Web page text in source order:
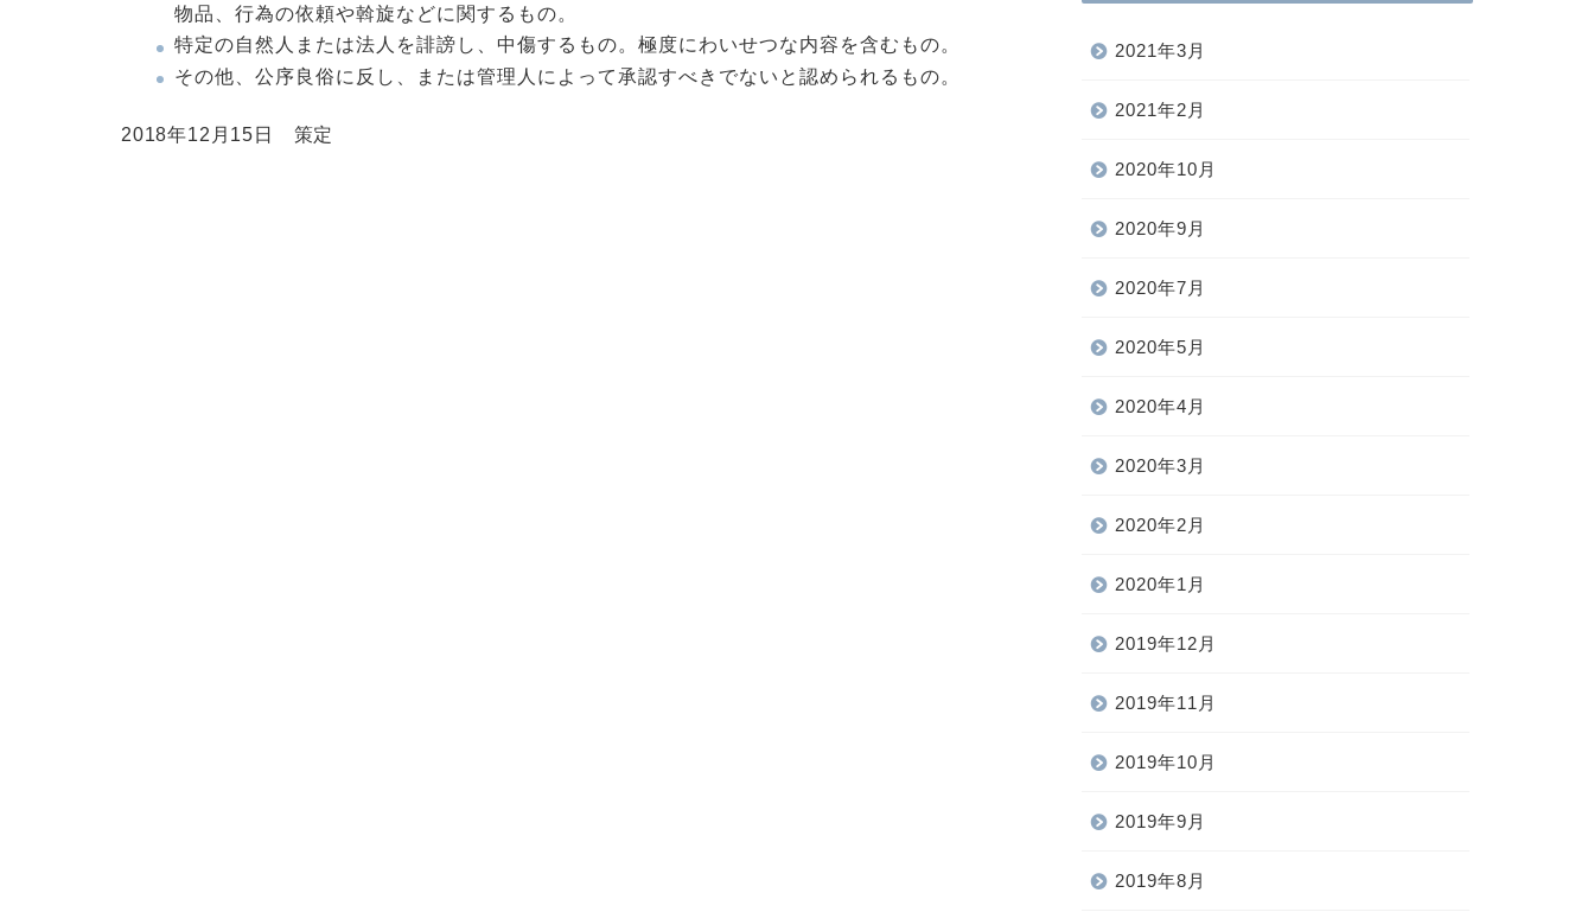
物品、行為の依頼や斡旋などに関するもの。
特定の自然人または法人を誹謗し、中傷するもの。極度にわいせつな内容を含むもの。
その他、公序良俗に反し、または管理人によって承認すべきでないと認められるもの。
2018年12月15日 策定
2021年3月
2021年2月
2020年10月
2020年9月
2020年7月
2020年5月
2020年4月
2020年3月
2020年2月
2020年1月
2019年12月
2019年11月
2019年10月
2019年9月
2019年8月